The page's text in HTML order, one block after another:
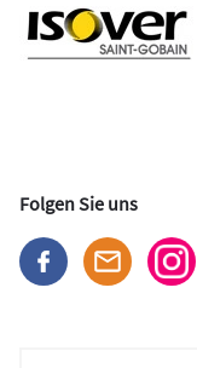
Folgen Sie uns